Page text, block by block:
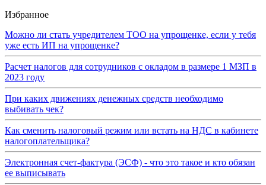
Избранное
Можно ли стать учредителем ТОО на упрощенке, если у тебя
уже есть ИП на упрощенке?
Расчет налогов для сотрудников с окладом в размере 1 МЗП в
2023 году
При каких движениях денежных средств необходимо
выбивать чек?
Как сменить налоговый режим или встать на НДС в кабинете
налогоплательщика?
Электронная счет-фактура (ЭСФ) - что это такое и кто обязан
ее выписывать